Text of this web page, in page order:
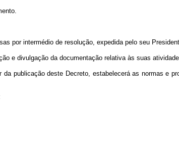
por intermédio de resolução, expedida pelo seu
e divulgação da documentação relativa às suas
publicação deste Decreto, estabelecerá as normas e